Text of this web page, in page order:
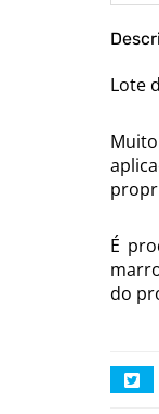
Lote
É
do